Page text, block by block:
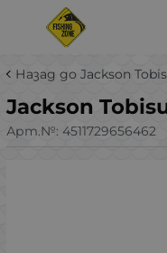
Назад до Jackson
Jackson
Арт.№: 4511729656462